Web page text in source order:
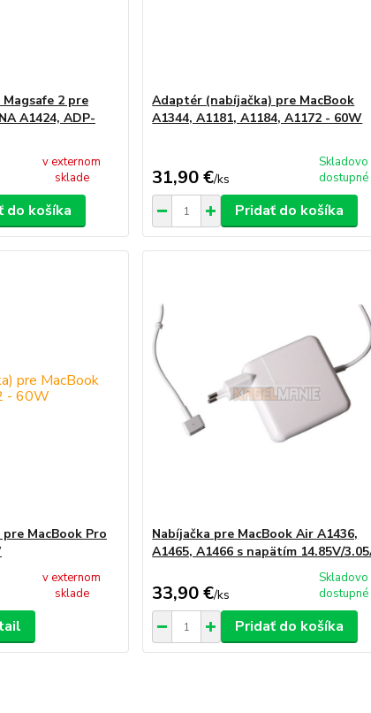
2 pre
A1424, ADP-
v externom
sklade
do košíka
Adaptér (nabíjačka) pre MacBook
A1344, A1181, A1184, A1172 - 60W
31,90 €/ks
Skladovo
dostupné
Pridať do košíka
MacBook Pro
v externom
sklade
Nabíjačka pre MacBook Air A1436,
A1465, A1466 s napätím 14.85V/
33,90 €/ks
Skladovo
dostupné
Pridať do košíka